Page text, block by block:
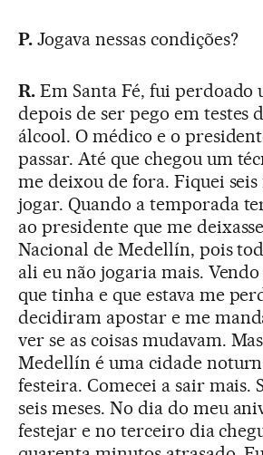
P.Jogava nessas condições?
R.Em Santa Fé, fui perdoado
depois de ser pego em testes
álcool. O médico e o
passar. Até que chegou um
me deixou de fora. Fiquei seis
jogar. Quando a temporada
ao presidente que me
Nacional de Medellín, pois
ali eu não jogaria mais.
que tinha e que estava me
decidiram apostar e me
ver se as coisas mudavam.
Medellín é uma cidade
festeira. Comecei a sair mais.
seis meses. No dia do meu
festejar e no terceiro dia